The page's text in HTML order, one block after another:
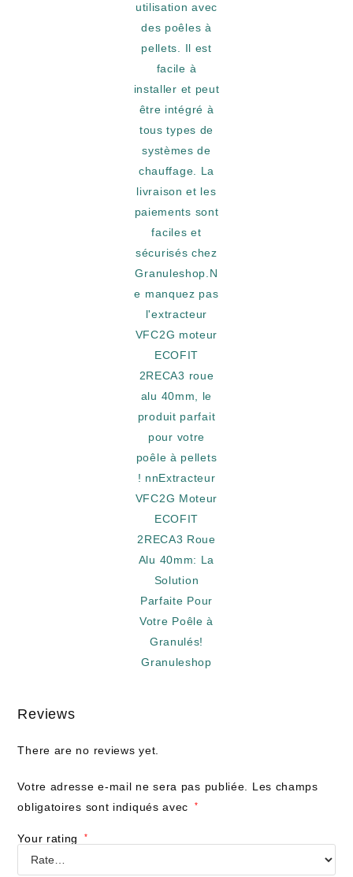
Reviews
There are no reviews yet.
Votre adresse e-mail ne sera pas publiée.
Les champs
obligatoires sont indiqués avec
*
Your rating *